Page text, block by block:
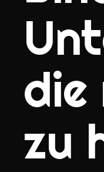
die
zu